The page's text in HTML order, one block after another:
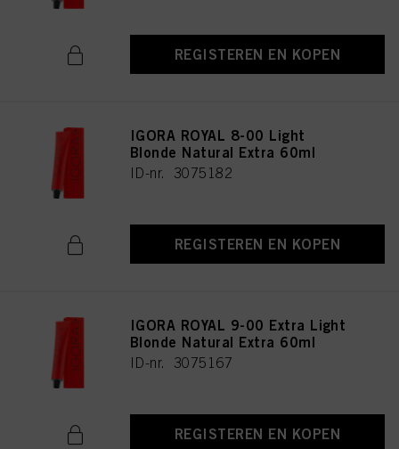
REGISTEREN EN KOPEN
IGORA ROYAL 8-00 Light
Blonde Natural Extra 60ml
ID-nr. 3075182
REGISTEREN EN KOPEN
IGORA ROYAL 9-00 Extra Light
Blonde Natural Extra 60ml
ID-nr. 3075167
REGISTEREN EN KOPEN